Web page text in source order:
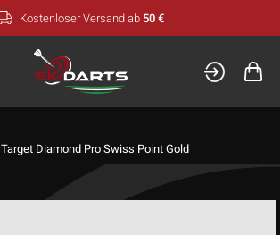
Kostenloser Versand ab 50 €
Target Diamond Pro Swiss Point Gold